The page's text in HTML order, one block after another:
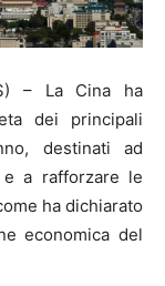
– La Cina ha
dei principali
destinati ad
e a rafforzare le
ha dichiarato
economica del